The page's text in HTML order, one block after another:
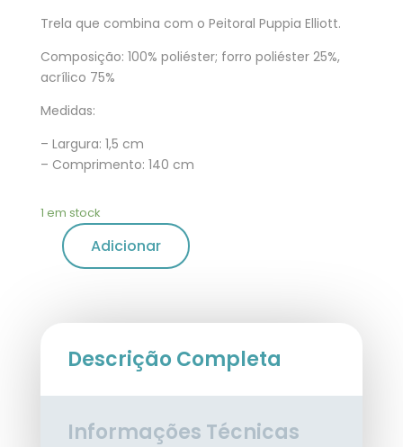
Trela que combina com o Peitoral Puppia Elliott.
Composição: 100% poliéster; forro poliéster 25%,
acrílico 75%
Medidas:
– Largura: 1,5 cm
– Comprimento: 140 cm
1 em stock
Adicionar
Descrição Completa
Informações Técnicas